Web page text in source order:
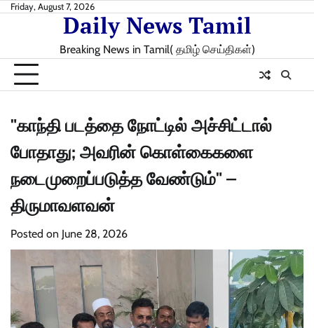
SkipFriday, August 7, 2026
Daily News Tamil
Breaking News in Tamil( தமிழ் செய்திகள்)
"காந்தி படத்தை நோட்டில் அச்சிட்டால்
போதாது; அவரின் கொள்கைகளை
நடைமுறைப்படுத்த வேண்டும்" –
திருமாவளவன்
Posted on June 28, 2026